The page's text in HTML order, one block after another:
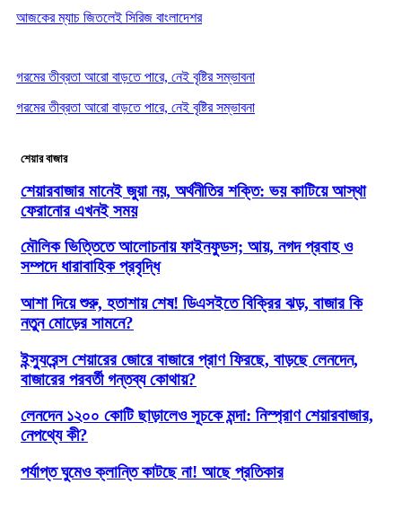
আজকের ম্যাচ জিতলেই সিরিজ বাংলাদেশর
গরমের তীব্রতা আরো বাড়তে পারে, নেই বৃষ্টির সম্ভাবনা
গরমের তীব্রতা আরো বাড়তে পারে, নেই বৃষ্টির সম্ভাবনা
শেয়ার বাজার
শেয়ারবাজার মানেই জুয়া নয়, অর্থনীতির শক্তি: ভয় কাটিয়ে আস্থা
ফেরানোর এখনই সময়
মৌলিক ভিত্তিতে আলোচনায় ফাইনফুডস; আয়, নগদ প্রবাহ ও
সম্পদে ধারাবাহিক প্রবৃদ্ধি
আশা দিয়ে শুরু, হতাশায় শেষ! ডিএসইতে বিক্রির ঝড়, বাজার কি
নতুন মোড়ের সামনে?
ইন্স্যুরেন্স শেয়ারের জোরে বাজারে প্রাণ ফিরছে, বাড়ছে লেনদেন,
বাজারের পরবর্তী গন্তব্য কোথায়?
লেনদেন ১২০০ কোটি ছাড়ালেও সূচকে মন্দা: নিস্প্রাণ শেয়ারবাজার,
নেপথ্যে কী?
পর্যাপ্ত ঘুমেও ক্লান্তি কাটছে না! আছে প্রতিকার